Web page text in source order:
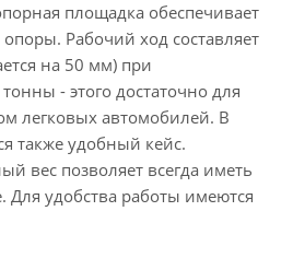
площадка обеспечивает
Рабочий ход составляет
на 50 мм) при
- этого достаточно для
легковых автомобилей. В
также удобный кейс.
вес позволяет всегда иметь
Для удобства работы имеются